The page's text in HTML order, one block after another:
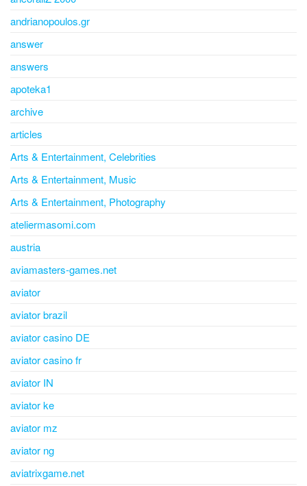
andrianopoulos.gr
answer
answers
apoteka1
archive
articles
Arts & Entertainment, Celebrities
Arts & Entertainment, Music
Arts & Entertainment, Photography
ateliermasomi.com
austria
aviamasters-games.net
aviator
aviator brazil
aviator casino DE
aviator casino fr
aviator IN
aviator ke
aviator mz
aviator ng
aviatrixgame.net